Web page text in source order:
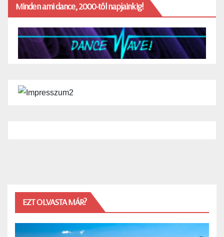
Minden ami dance, 2000-től napjainkig!
EZT OLVASTA MÁR?